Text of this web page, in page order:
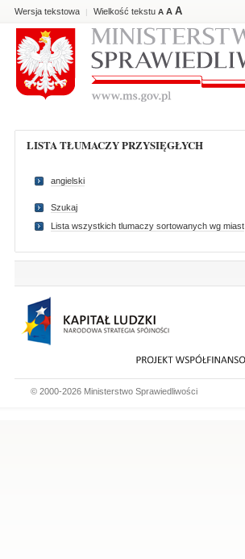
Wersja tekstowa | Wielkość tekstu A A A
LISTA TŁUMACZY PRZYSIĘGŁYCH
angielski
Szukaj
Lista wszystkich tlumaczy sortowanych wg miast
© 2000-2026 Ministerstwo Sprawiedliwości